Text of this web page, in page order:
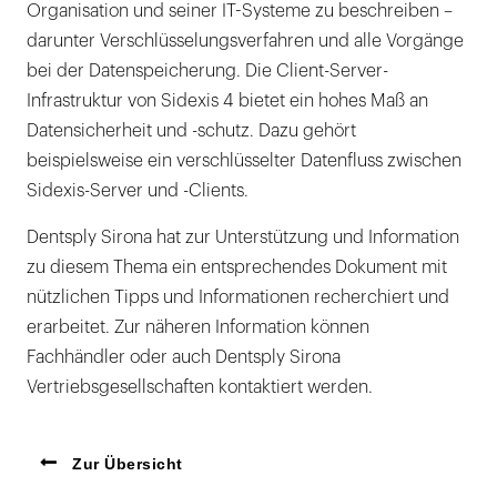
Organisation und seiner IT-Systeme zu beschreiben –
darunter Verschlüsselungsverfahren und alle Vorgänge
bei der Datenspeicherung. Die Client-Server-
Infrastruktur von Sidexis 4 bietet ein hohes Maß an
Datensicherheit und -schutz. Dazu gehört
beispielsweise ein verschlüsselter Datenfluss zwischen
Sidexis-Server und -Clients.
Dentsply Sirona hat zur Unterstützung und Information
zu diesem Thema ein entsprechendes Dokument mit
nützlichen Tipps und Informationen recherchiert und
erarbeitet. Zur näheren Information können
Fachhändler oder auch Dentsply Sirona
Vertriebsgesellschaften kontaktiert werden.
Zur Übersicht